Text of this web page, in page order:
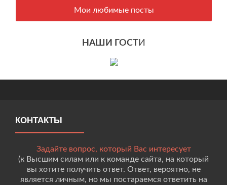
Мои любимые посты
НАШИ ГОСТИ
КОНТАКТЫ
Задайте вопрос, который Вас интересует
(к Высшим силам или к команде сайта, на который
вы хотите получить ответ. Ответ, вероятно, не
является личным, но мы постараемся ответить на